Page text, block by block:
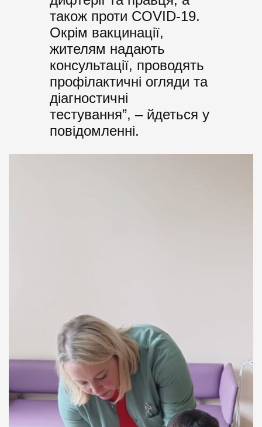
також проти COVID-19.
Окрім вакцинації,
жителям надають
консультації, проводять
профілактичні огляди та
діагностичні
тестування”, – йдеться у
повідомленні.